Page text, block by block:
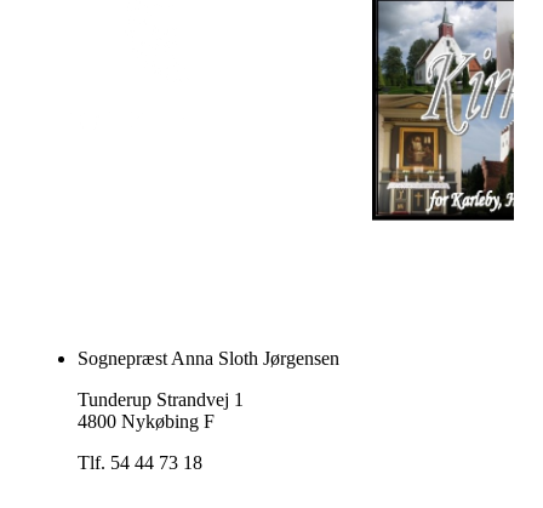
Sognepræst Anna Sloth Jørgensen
Tunderup Strandvej 1
4800 Nykøbing F
Tlf. 54 44 73 18